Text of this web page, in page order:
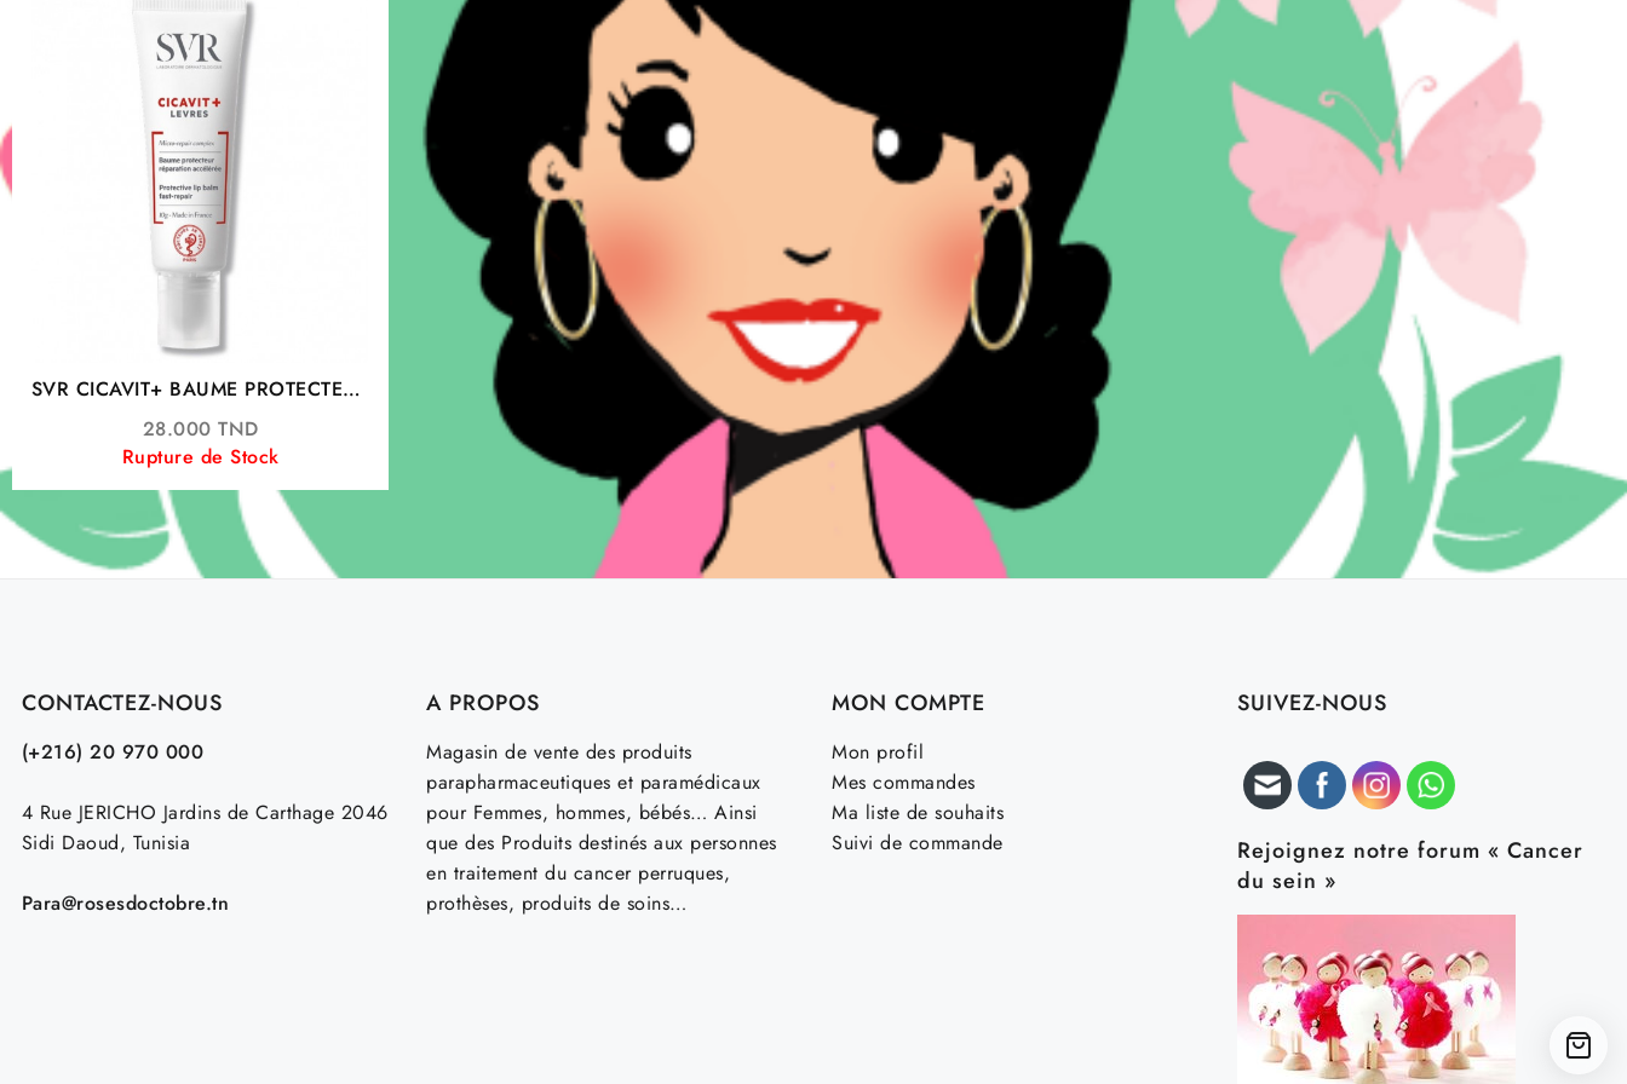
SVR CICAVIT+ BAUME PROTECTEUR
LEVRES 10G
28.000TND
Rupture de Stock
CONTACTEZ-NOUS
(+216) 20 970 000
4 Rue JERICHO Jardins de Carthage 2046
Sidi Daoud, Tunisia
Para@rosesdoctobre.tn
A PROPOS
Magasin de vente des produits
parapharmaceutiques et paramédicaux
pour Femmes, hommes, bébés… Ainsi
que des Produits destinés aux personnes
en traitement du cancer perruques,
prothèses, produits de soins…
MON COMPTE
Mon profil
Mes commandes
Ma liste de souhaits
Suivi de commande
SUIVEZ-NOUS
Rejoignez notre forum « Cancer
du sein »